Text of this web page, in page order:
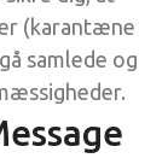
(karantæne
samlede og